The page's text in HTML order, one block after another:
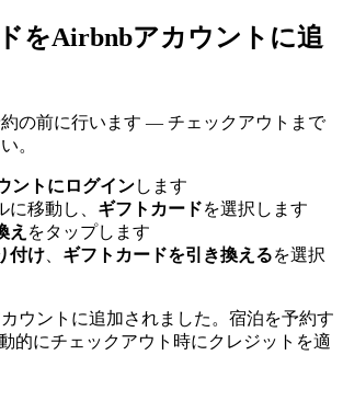
をAirbnbアカウントに追
の前に行います — チェックアウトまで
。
ントにログインします
に移動し、 ギフトカードを選択します
え をタップします
付け
ギフトカードを引き換えるを選択
ウントに追加されました。宿泊を予約す
的にチェックアウト時にクレジットを適